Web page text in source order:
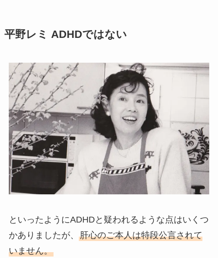
平野レミ ADHDではない
といったようにADHDと疑われるような点はいくつ
かありましたが、 肝心のご本人は特段公言されて
いません。